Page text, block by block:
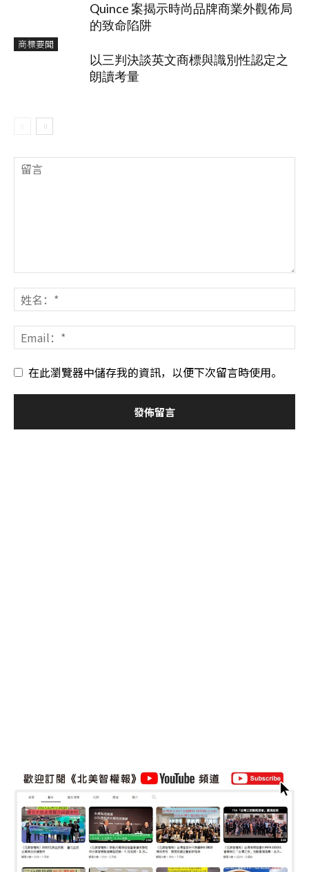
Quince 案揭示時尚品牌商業外觀佈局
的致命陷阱
商標要聞
以三判決談英文商標與識別性認定之
朗讀考量
在此瀏覽器中儲存我的資訊，以便下次留言時使用。